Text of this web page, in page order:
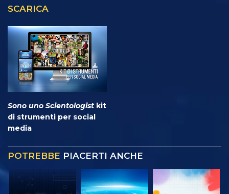
SCARICA
Sono uno Scientologist kit
di strumenti per social
media
POTREBBE PIACERTI ANCHE